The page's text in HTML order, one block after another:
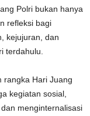
Polri bukan hanya
refleksi bagi
kejujuran, dan
terdahulu.
rangka Hari Juang
kegiatan sosial,
menginternalisasi